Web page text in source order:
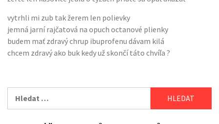
vytrhli mi zub tak žerem len polievky
jemná jarní rajčatová na opuch octanové plienky
budem mať zdravý chrup ibuprofenu dávam kilá
chcem zdravý ako buk kedy už skončí táto chvíľa ?